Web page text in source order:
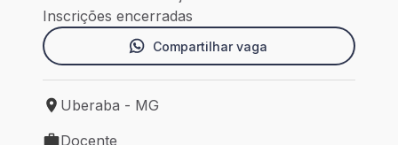
Inscrições encerradas
Compartilhar vaga
Local de trabalho: Uberaba - MG
Uberaba - MG
Docente